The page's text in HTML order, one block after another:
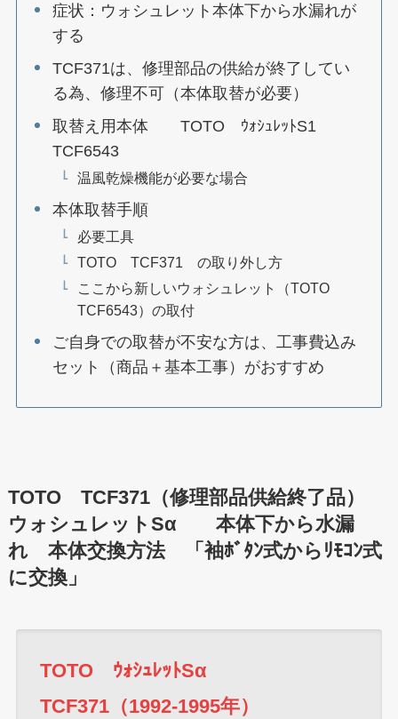
症状：ウォシュレット本体下から水漏れが
する
TCF371は、修理部品の供給が終了してい
る為、修理不可（本体取替が必要）
取替え用本体 TOTO ｳｫｼｭﾚｯﾄS1
TCF6543
温風乾燥機能が必要な場合
本体取替手順
必要工具
TOTO TCF371 の取り外し方
ここから新しいウォシュレット（TOTO
TCF6543）の取付
ご自身での取替が不安な方は、工事費込み
セット（商品＋基本工事）がおすすめ
TOTO TCF371（修理部品供給終了品）
ウォシュレットSα 本体下から水漏
れ 本体交換方法 「袖ﾎﾞﾀﾝ式からﾘﾓｺﾝ式
に交換」
TOTO ｳｫｼｭﾚｯﾄSα
TCF371（1992-1995年）